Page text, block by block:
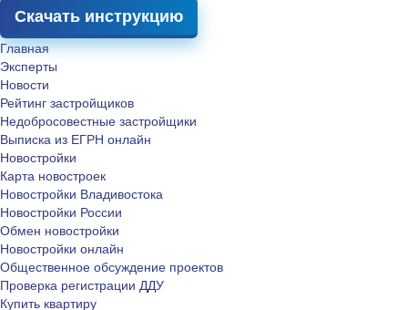
Скачать инструкцию
Главная
Эксперты
Новости
Рейтинг застройщиков
Недобросовестные застройщики
Выписка из ЕГРН онлайн
Новостройки
Карта новостроек
Новостройки Владивостока
Новостройки России
Обмен новостройки
Новостройки онлайн
Общественное обсуждение проектов
Проверка регистрации ДДУ
Купить квартиру